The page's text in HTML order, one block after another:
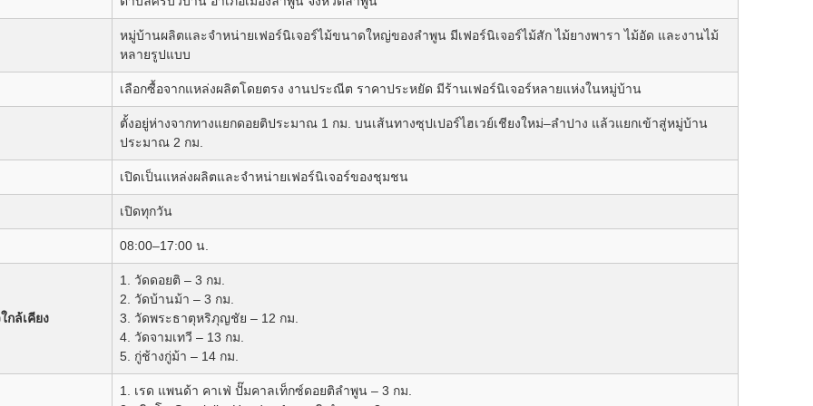
หมู่บ้านผลิตและจำหน่ายเฟอร์นิเจอร์ไม้ขนาดใหญ่ของลำพูน มีเฟอร์นิเจอร์ไม้สัก ไม้ยางพารา ไม้อัด และงานไม้
หลายรูปแบบ
เลือกซื้อจากแหล่งผลิตโดยตรง งานประณีต ราคาประหยัด มีร้านเฟอร์นิเจอร์หลายแห่งในหมู่บ้าน
ตั้งอยู่ห่างจากทางแยกดอยติประมาณ 1 กม. บนเส้นทางซุปเปอร์ไฮเวย์เชียงใหม่–ลำปาง แล้วแยกเข้าสู่หมู่บ้าน
ประมาณ 2 กม.
เปิดเป็นแหล่งผลิตและจำหน่ายเฟอร์นิเจอร์ของชุมชน
เปิดทุกวัน
08:00–17:00 น.
กล้เคียง
1. วัดดอยติ – 3 กม.
2. วัดบ้านม้า – 3 กม.
3. วัดพระธาตุหริภุญชัย – 12 กม.
4. วัดจามเทวี – 13 กม.
5. กู่ช้างกู่ม้า – 14 กม.
1. เรด แพนด้า คาเฟ่ ปั๊มคาลเท็กซ์ดอยติลำพูน – 3 กม.